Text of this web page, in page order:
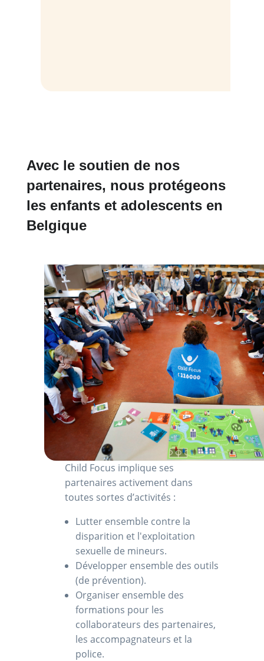
Avec le soutien de nos
partenaires, nous protégeons
les enfants et adolescents en
Belgique
Child Focus implique ses
partenaires activement dans
toutes sortes d’activités :
Lutter ensemble contre la
disparition et l'exploitation
sexuelle de mineurs.
Développer ensemble des outils
(de prévention).
Organiser ensemble des
formations pour les
collaborateurs des partenaires,
les accompagnateurs et la
police.